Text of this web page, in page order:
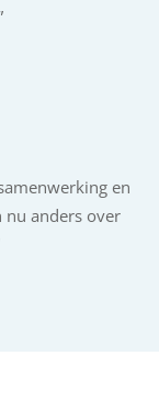
en
nu anders over